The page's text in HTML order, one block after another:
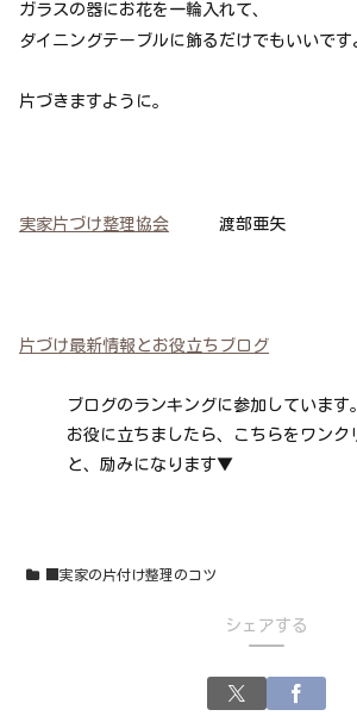
ガラスの器にお花を一輪入れて、
ダイニングテーブルに飾るだけでもいいです
片づきますように。
実家片づけ整理協会 渡部亜矢
片づけ最新情報とお役立ちブログ
ブログのランキングに参加しています。
お役に立ちましたら、こちらをワンク
と、励みになります▼
■実家の片付け整理のコツ
シェアする